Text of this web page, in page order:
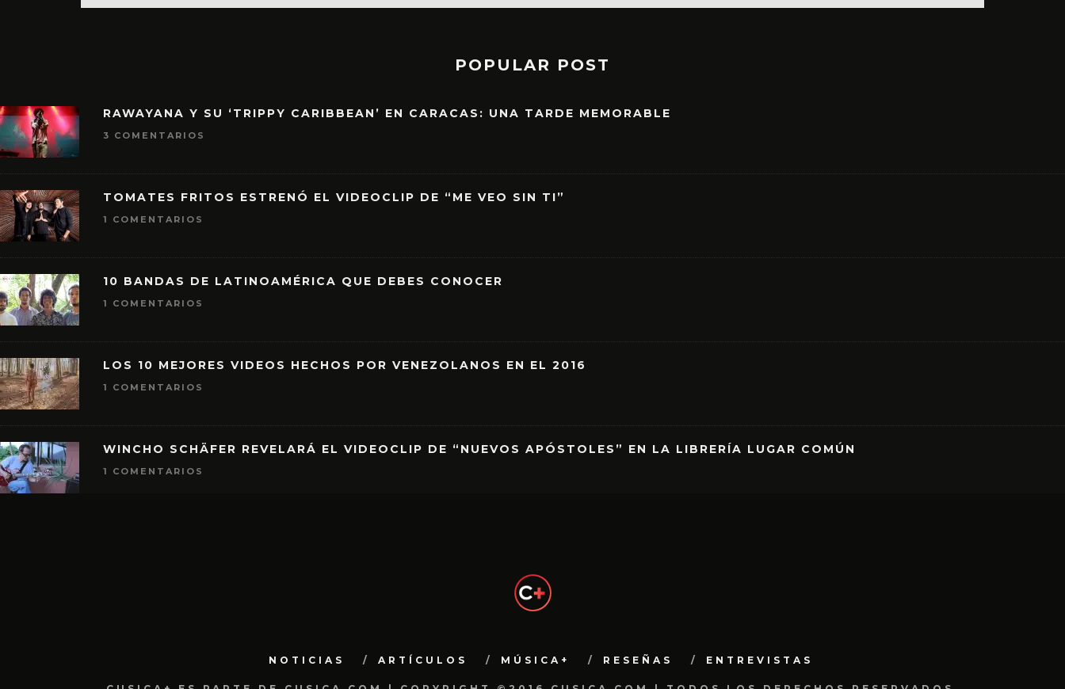
POPULAR POST
RAWAYANA Y SU ‘TRIPPY CARIBBEAN’ EN CARACAS: UNA TARDE MEMORABLE
3 COMENTARIOS
TOMATES FRITOS ESTRENÓ EL VIDEOCLIP DE “ME VEO SIN TI”
1 COMENTARIOS
10 BANDAS DE LATINOAMÉRICA QUE DEBES CONOCER
1 COMENTARIOS
LOS 10 MEJORES VIDEOS HECHOS POR VENEZOLANOS EN EL 2016
1 COMENTARIOS
WINCHO SCHÄFER REVELARÁ EL VIDEOCLIP DE “NUEVOS APÓSTOLES” EN LA LIBRERÍA LUGAR COMÚN
1 COMENTARIOS
NOTICIAS ARTÍCULOS MÚSICA+ RESEÑAS ENTREVISTAS